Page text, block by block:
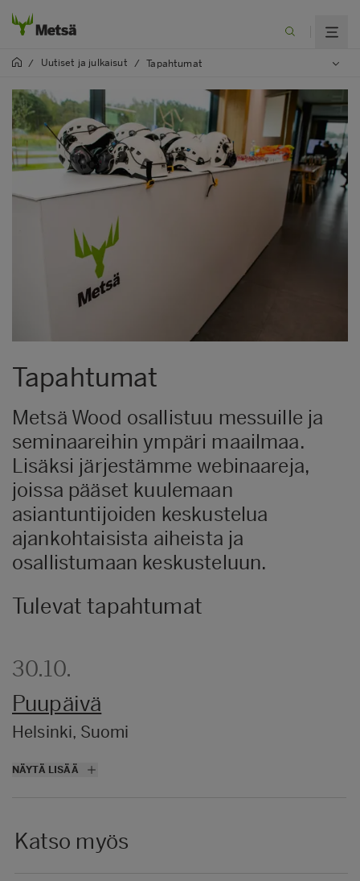
/ Uutiset ja julkaisut / Tapahtumat
Tapahtumat
Metsä Wood osallistuu messuille ja
seminaareihin ympäri maailmaa.
Lisäksi järjestämme webinaareja,
joissa pääset kuulemaan
asiantuntijoiden keskustelua
ajankohtaisista aiheista ja
osallistumaan keskusteluun.
Tulevat tapahtumat
30.10.
Puupäivä
Helsinki, Suomi
Puuinfon valtakunnallinen ja vuosittain
NÄYTÄ LISÄÄ
Katso myös